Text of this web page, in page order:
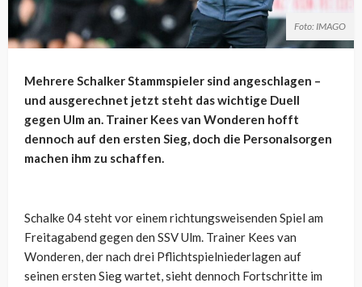
Foto: IMAGO
Mehrere Schalker Stammspieler sind angeschlagen –
und ausgerechnet jetzt steht das wichtige Duell
gegen Ulm an. Trainer Kees van Wonderen hofft
dennoch auf den ersten Sieg, doch die Personalsorgen
machen ihm zu schaffen.
Schalke 04 steht vor einem richtungsweisenden Spiel am
Freitagabend gegen den SSV Ulm. Trainer Kees van
Wonderen, der nach drei Pflichtspielniederlagen auf
seinen ersten Sieg wartet, sieht dennoch Fortschritte im